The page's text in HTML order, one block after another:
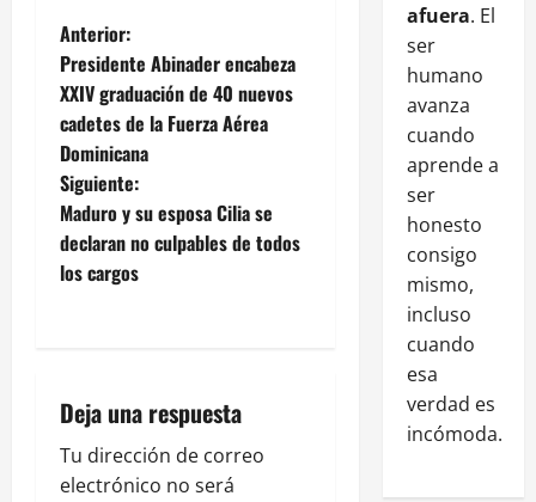
Anterior:
Presidente Abinader encabeza
XXIV graduación de 40 nuevos
cadetes de la Fuerza Aérea
Dominicana
Siguiente:
Maduro y su esposa Cilia se
declaran no culpables de todos
los cargos
Deja una respuesta
Tu dirección de correo
electrónico no será
afuera. El
ser
humano
avanza
cuando
aprende a
ser
honesto
consigo
mismo,
incluso
cuando
esa
verdad es
incómoda.